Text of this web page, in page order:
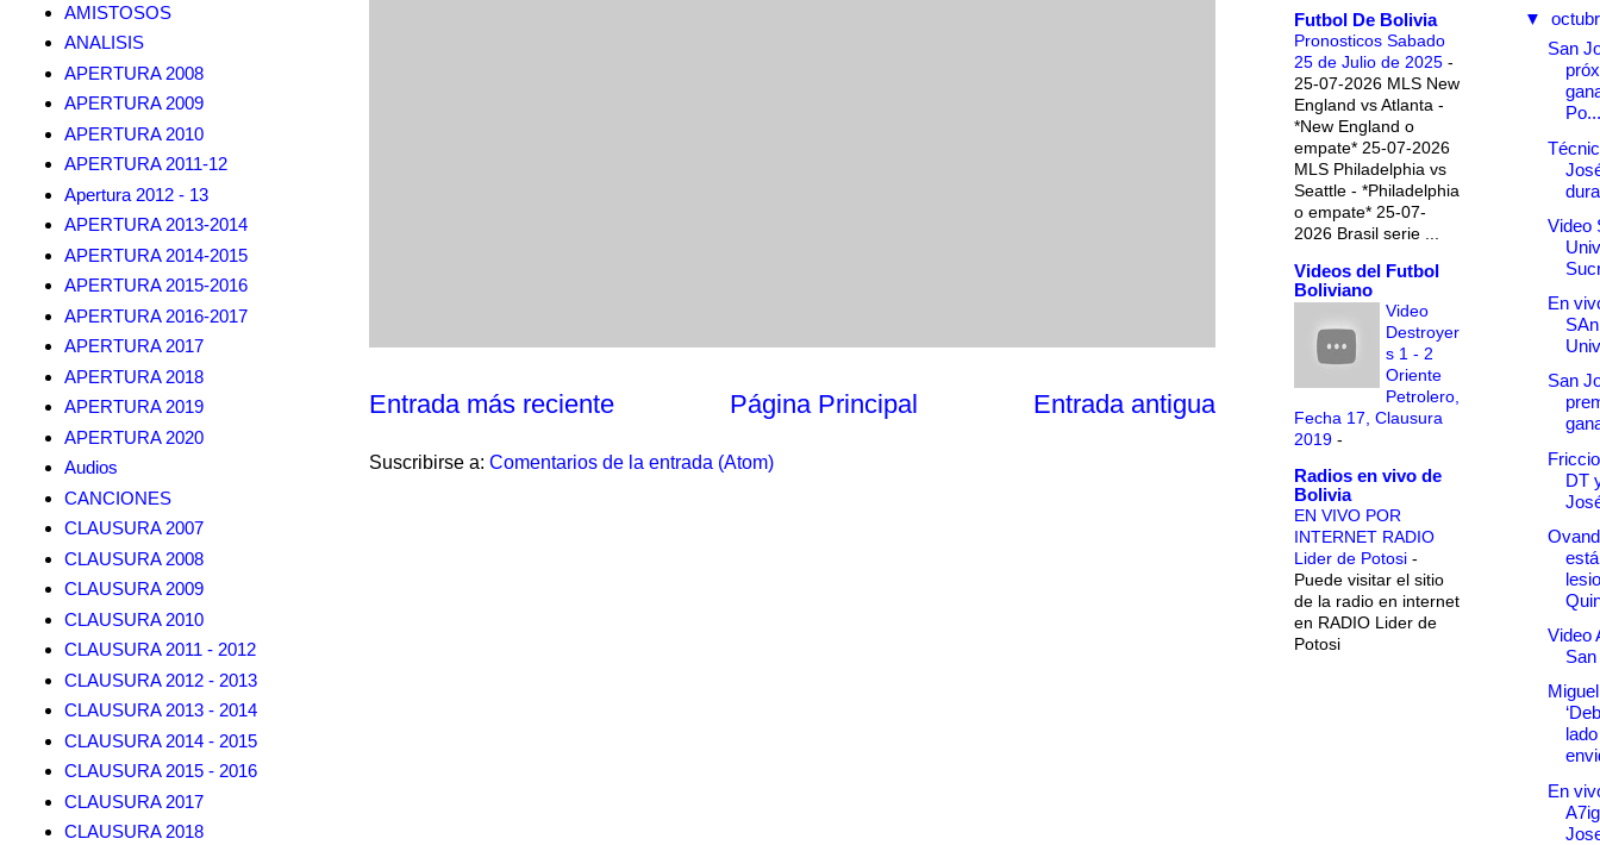
Entrada más reciente Entrada antigua
Página Principal
Suscribirse a: Comentarios de la entrada (Atom)
AMISTOSOS
ANALISIS
APERTURA 2008
APERTURA 2009
APERTURA 2010
APERTURA 2011-12
Apertura 2012 - 13
APERTURA 2013-2014
APERTURA 2014-2015
APERTURA 2015-2016
APERTURA 2016-2017
APERTURA 2017
APERTURA 2018
APERTURA 2019
APERTURA 2020
Audios
CANCIONES
CLAUSURA 2007
CLAUSURA 2008
CLAUSURA 2009
CLAUSURA 2010
CLAUSURA 2011 - 2012
CLAUSURA 2012 - 2013
CLAUSURA 2013 - 2014
CLAUSURA 2014 - 2015
CLAUSURA 2015 - 2016
CLAUSURA 2017
CLAUSURA 2018
Futbol De Bolivia
Pronosticos Sabado
25 de Julio de 2025 -
25-07-2026 MLS New
England vs Atlanta -
*New England o
empate* 25-07-2026
MLS Philadelphia vs
Seattle - *Philadelphia
o empate* 25-07-
2026 Brasil serie ...
Videos del Futbol
Boliviano
Video
Destroyer
s 1 - 2
Oriente
Petrolero,
Fecha 17, Clausura
2019 -
Radios en vivo de
Bolivia
EN VIVO POR
INTERNET RADIO
Lider de Potosi -
Puede visitar el sitio
de la radio en internet
en RADIO Lider de
Potosi
▼
San
Po...
Video
En
San
DT
Video
En